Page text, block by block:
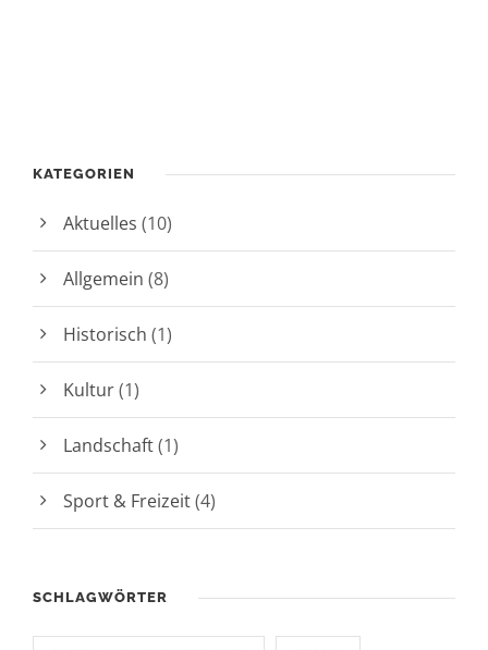
KATEGORIEN
Aktuelles (10)
Allgemein (8)
Historisch (1)
Kultur(1)
Landschaft(1)
Sport & Freizeit(4)
SCHLAGWÖRTER